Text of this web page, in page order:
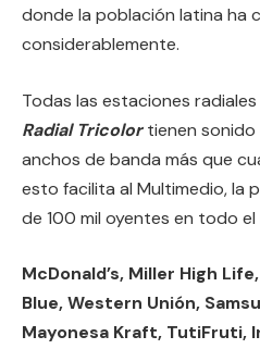
donde la población latina ha
considerablemente.
Todas las estaciones
Radial Tricolortienen sonido
anchos de banda más que
esto facilita al Multimedio, la
de 100 mil oyentes en todo el
McDonald’s, Miller High
Blue, Western Unión,
Mayonesa Kraft, TutiFruti,